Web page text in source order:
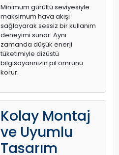
Minimum gürültü seviyesiyle
maksimum hava akışı
sağlayarak sessiz bir kullanım
deneyimi sunar. Aynı
zamanda düşük enerji
tüketimiyle dizüstü
bilgisayarınızın pil ömrünü
korur.
Kolay Montaj
ve Uyumlu
Tasarım